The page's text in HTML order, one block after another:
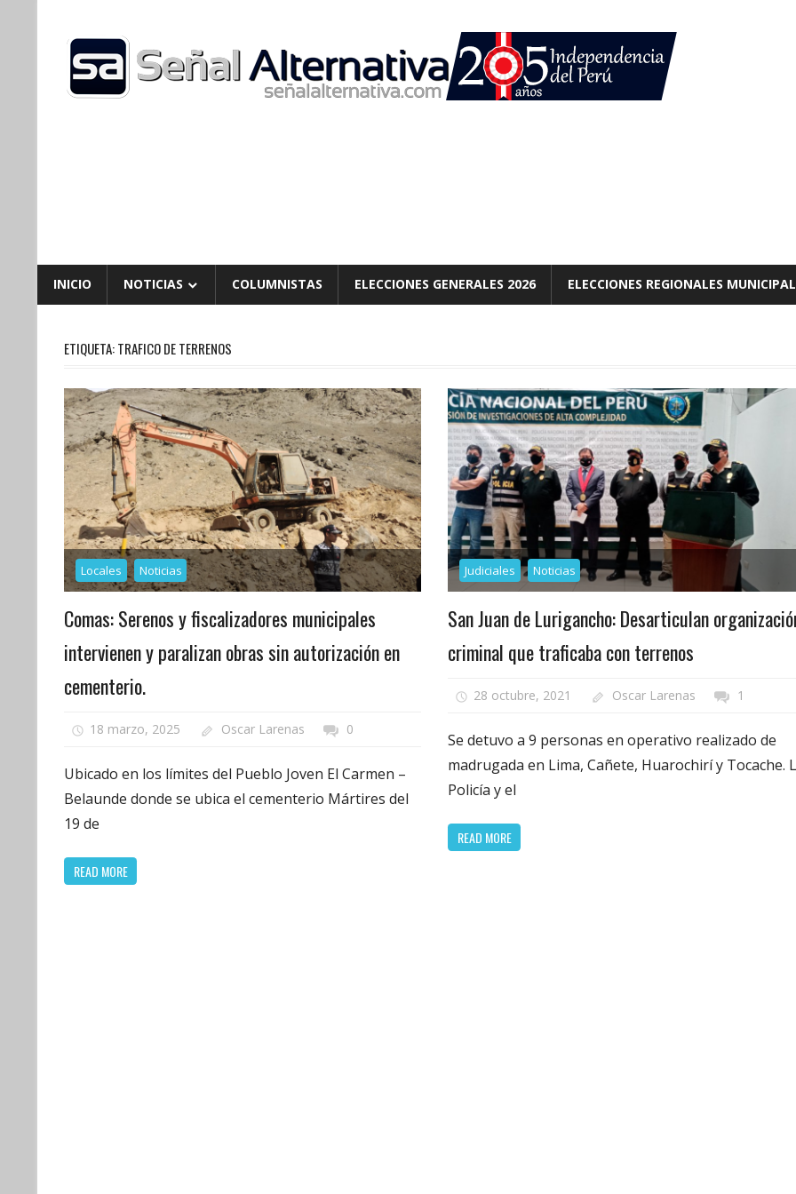
content
INICIO NOTICIAS COLUMNISTAS ELECCIONES GENERALES 2026 ELECCIONES REGIONALES
ETIQUETA:TRAFICO DE TERRENOS
Locales Noticias
Comas: Serenos y fiscalizadores municipales
intervienen y paralizan obras sin autorización en
cementerio.
18 marzo, 2025 Oscar Larenas 0
Ubicado en los límites del Pueblo Joven El Carmen –
Belaunde donde se ubica el cementerio Mártires del
19 de
READ MORE
Judiciales Noticias
San Juan de Lurigancho: Desarticulan
criminal que traficaba con terrenos
28 octubre, 2021 Oscar Larenas 1
Se detuvo a 9 personas en operativo realizado de
madrugada en Lima, Cañete, Huarochirí y Tocache.
Policía y el
READ MORE